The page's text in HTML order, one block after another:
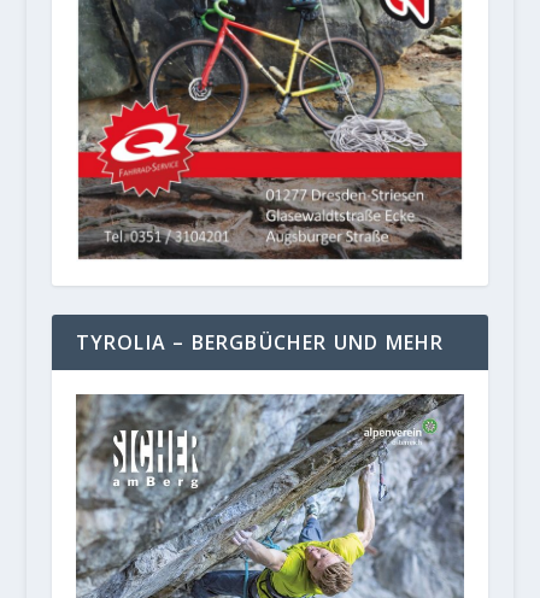
TYROLIA – BERGBÜCHER UND MEHR